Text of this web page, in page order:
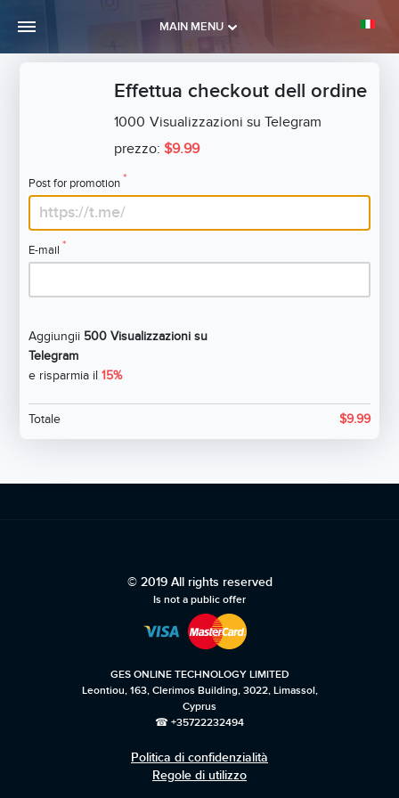
MAIN MENU
Effettua checkout dell ordine
1000 Visualizzazioni su Telegram
prezzo:$9.99
Post for promotion *
E-mail *
Aggiungii 500 Visualizzazioni su
Telegram
e risparmia il15%
Totale $9.99
© 2019 All rights reserved
Is not a public offer
GES ONLINE TECHNOLOGY LIMITED
Leontiou, 163, Clerimos Building, 3022, Limassol,
Cyprus
☎ +35722232494
Politica di confidenzialità
Regole di utilizzo